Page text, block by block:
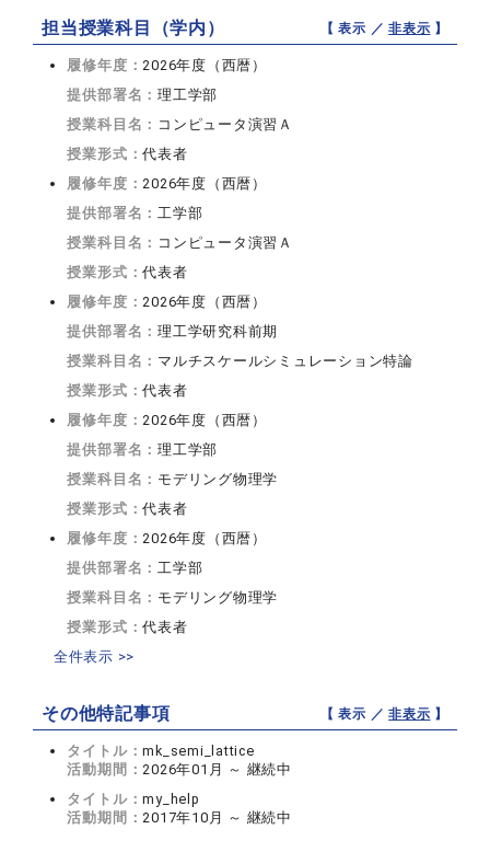
担当授業科目（学内） 【 表示 ／非表示 】
履修年度：2026年度（西暦）
提供部署名：理工学部
授業科目名： コンピュータ演習Ａ
授業形式：代表者
履修年度：2026年度（西暦）
提供部署名：工学部
授業科目名： コンピュータ演習Ａ
授業形式：代表者
履修年度：2026年度（西暦）
提供部署名：理工学研究科前期
授業科目名： マルチスケールシミュレーション特論
授業形式：代表者
履修年度：2026年度（西暦）
提供部署名：理工学部
授業科目名： モデリング物理学
授業形式：代表者
履修年度：2026年度（西暦）
提供部署名：工学部
授業科目名： モデリング物理学
授業形式：代表者
全件表示 >>
その他特記事項 【 表示 ／非表示 】
タイトル：mk_semi_lattice
活動期間：2026年01月 ～ 継続中
タイトル：my_help
活動期間：2017年10月 ～ 継続中